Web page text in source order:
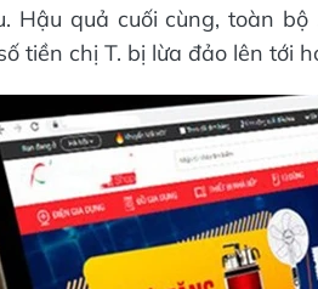
Hậu quả cuối cùng, toàn
tiền chị T. bị lừa đảo lên tới